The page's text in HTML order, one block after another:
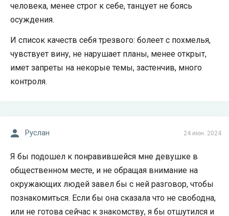
человека, менее строг к себе, танцует не боясь
осуждения.
И список качеств себя трезвого: болеет с похмелья,
чувствует вину, не нарушает планы, менее открыт,
имет запреты на некорые темы, застенчив, много
контроля.
24 июн. 2024
Руслан
Я бы подошел к понравившейся мне девушке в
общественном месте, и не обращая внимание на
окружающих людей завел бы с ней разговор, чтобы
познакомиться. Если бы она сказала что не свободна,
или не готова сейчас к знакомству, я бы отшутился и